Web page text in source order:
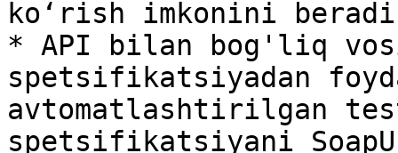
ko‘rish imkonini
* API bilan bog'liq
spetsifikatsiyadan
avtomatlashtirilgan
spetsifikatsiyani